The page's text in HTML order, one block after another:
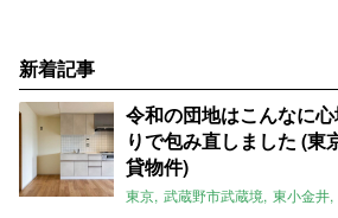
新着記事
令和の団地はこんなに
りで包み直しました (東
貸物件)
東京 武蔵野市武蔵境 東小金井